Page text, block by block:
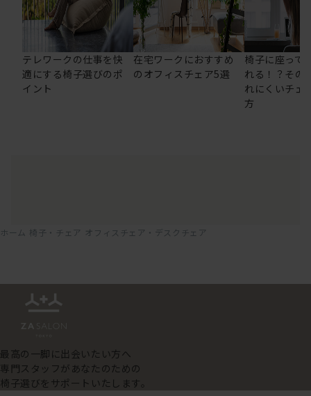
テレワークの仕事を快
適にする椅子選びのポ
イント
在宅ワークにおすすめ
のオフィスチェア5選
椅子に座って
れる！？その
れにくいチェ
方
ホーム 椅子・チェア オフィスチェア・デスクチェア
最高の一脚に出会いたい方へ
専門スタッフがあなたのための
椅子選びをサポートいたします。